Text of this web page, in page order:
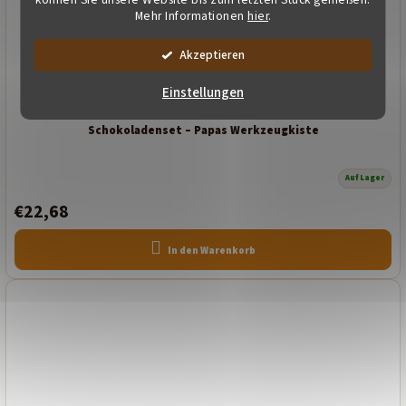
Mehr Informationen hier.
Akzeptieren
Einstellungen
Schokoladenset – Papas Werkzeugkiste
Auf Lager
€22,68
In den Warenkorb